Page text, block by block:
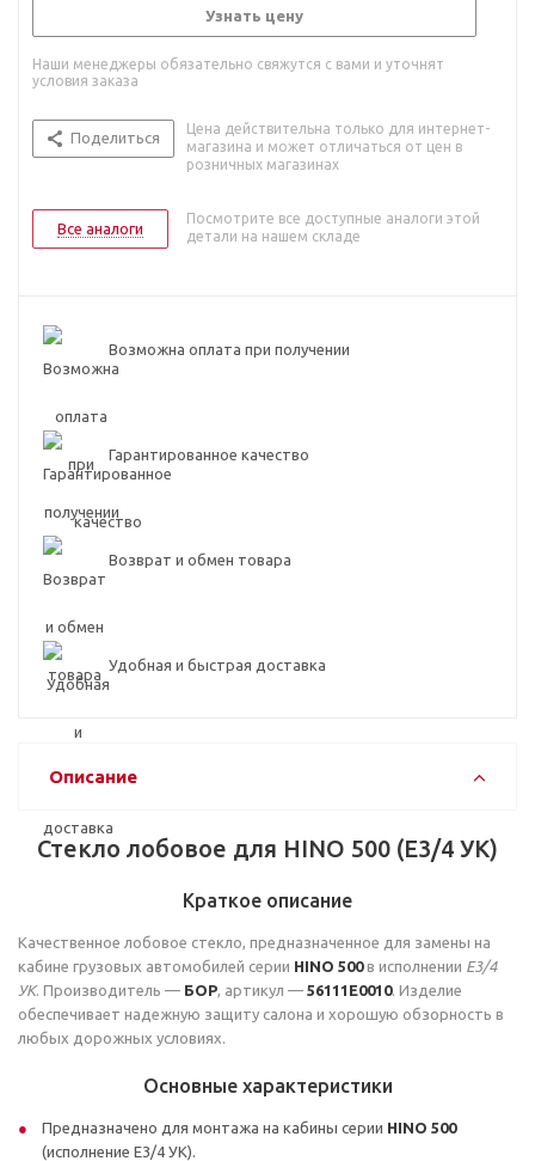
Узнать цену
Наши менеджеры обязательно свяжутся с вами и уточнят
условия заказа
Поделиться
Цена действительна только для интернет-
магазина и может отличаться от цен в
розничных магазинах
Все аналоги
Посмотрите все доступные аналоги этой
детали на нашем складе
Возможна оплата при получении
Гарантированное качество
Возврат и обмен товара
Удобная и быстрая доставка
Описание
Стекло лобовое для HINO 500 (E3/4 УК)
Краткое описание
Качественное лобовое стекло, предназначенное для замены на
кабине грузовых автомобилей серии HINO 500в исполнении E3/4
УК. Производитель — БОР, артикул — 56111E0010. Изделие
обеспечивает надежную защиту салона и хорошую обзорность в
любых дорожных условиях.
Основные характеристики
Предназначено для монтажа на кабины серии HINO 500
(исполнение E3/4 УК).